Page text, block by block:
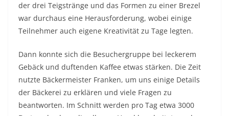
der drei Teigstränge und das Formen zu einer Brezel
war durchaus eine Herausforderung, wobei einige
Teilnehmer auch eigene Kreativität zu Tage legten.
Dann konnte sich die Besuchergruppe bei leckerem
Gebäck und duftenden Kaffee etwas stärken. Die Zeit
nutzte Bäckermeister Franken, um uns einige Details
der Bäckerei zu erklären und viele Fragen zu
beantworten. Im Schnitt werden pro Tag etwa 3000